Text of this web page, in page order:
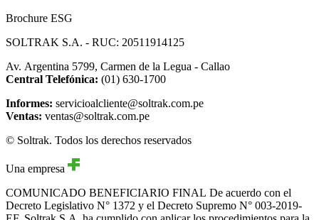
Brochure ESG
SOLTRAK S.A. - RUC: 20511914125
Av. Argentina 5799, Carmen de la Legua - Callao
Central Telefónica: (01) 630-1700
Informes: servicioalcliente@soltrak.com.pe
Ventas: ventas@soltrak.com.pe
© Soltrak. Todos los derechos reservados
Una empresa
COMUNICADO BENEFICIARIO FINAL
Decreto Legislativo N° 1372 y el Decreto Supremo N° 003-2019-